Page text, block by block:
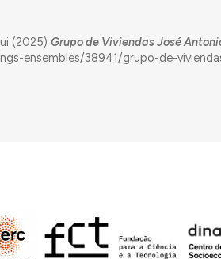
(2025)Grupo de Viviendas José
ensembles/38941/grupo-de-